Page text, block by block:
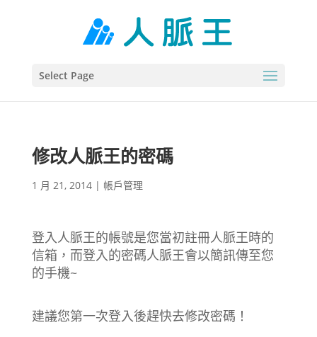
Select Page
修改人脈王的密碼
1 月 21, 2014| 帳戶管理
登入人脈王的帳號是您當初註冊人脈王時的
信箱，而登入的密碼人脈王會以簡訊傳至您
的手機~
建議您第一次登入後趕快去修改密碼！